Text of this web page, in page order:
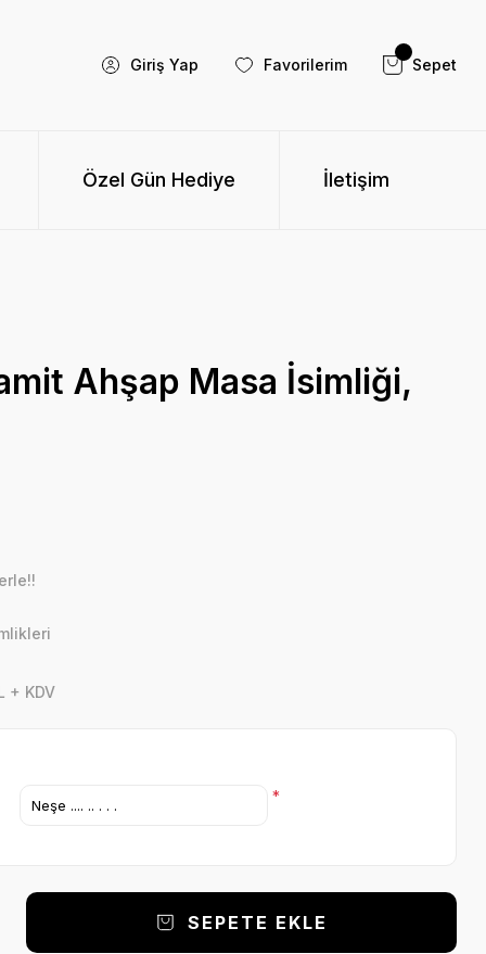
Giriş Yap Favorilerim Sepet
Özel Gün Hediye İletişim
Ahşap Masa İsimliği,
+ KDV
*
SEPETE EKLE